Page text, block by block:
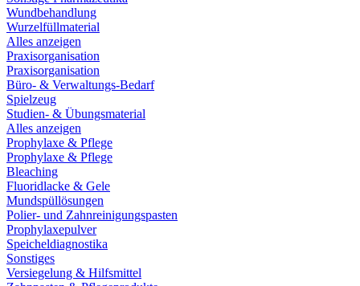
Wundbehandlung
Wurzelfüllmaterial
Alles anzeigen
Praxisorganisation
Praxisorganisation
Büro- & Verwaltungs-Bedarf
Spielzeug
Studien- & Übungsmaterial
Alles anzeigen
Prophylaxe & Pflege
Prophylaxe & Pflege
Bleaching
Fluoridlacke & Gele
Mundspüllösungen
Polier- und Zahnreinigungspasten
Prophylaxepulver
Speicheldiagnostika
Sonstiges
Versiegelung & Hilfsmittel